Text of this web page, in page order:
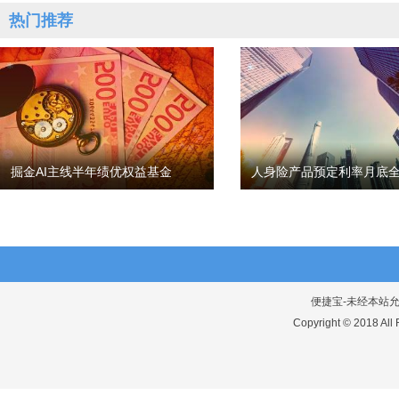
热门推荐
掘金AI主线半年绩优权益基金 人身险产品预定利率月底
便捷宝-未经本站
Copyright © 2018 All